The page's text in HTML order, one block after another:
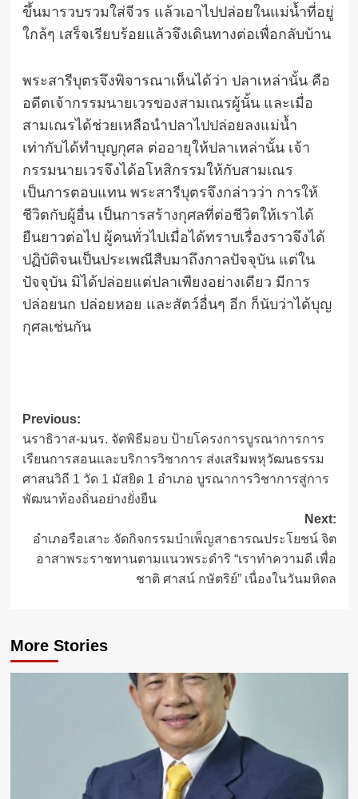
ขึ้นมารวบรวมใส่จีวร แล้วเอาไปปล่อยในแม่น้ำที่อยู่
ใกล้ๆ เสร็จเรียบร้อยแล้วจึงเดินทางต่อเพื่อกลับบ้าน
พระสารีบุตรจึงพิจารณาเห็นได้ว่า ปลาเหล่านั้น คือ
อดีตเจ้ากรรมนายเวรของสามเณรผู้นั้น และเมื่อ
สามเณรได้ช่วยเหลือนำปลาไปปล่อยลงแม่น้ำ
เท่ากับได้ทำบุญกุศล ต่ออายุให้ปลาเหล่านั้น เจ้า
กรรมนายเวรจึงได้อโหสิกรรมให้กับสามเณร
เป็นการตอบแทน พระสารีบุตรจึงกล่าวว่า การให้
ชีวิตกับผู้อื่น เป็นการสร้างกุศลที่ต่อชีวิตให้เราได้
ยืนยาวต่อไป ผู้คนทั่วไปเมื่อได้ทราบเรื่องราวจึงได้
ปฏิบัติจนเป็นประเพณีสืบมาถึงกาลปัจจุบัน แต่ใน
ปัจจุบัน มิได้ปล่อยแต่ปลาเพียงอย่างเดียว มีการ
ปล่อยนก ปล่อยหอย และสัตว์อื่นๆ อีก ก็นับว่าได้บุญ
กุศลเช่นกัน
Post
navigation
Previous:
นราธิวาส-มนร. จัดพิธีมอบ ป้ายโครงการบูรณาการการ
เรียนการสอนและบริการวิชาการ ส่งเสริมพหุวัฒนธรรม
ศาสนวิถี 1 วัด 1 มัสยิด 1 อำเภอ บูรณาการวิชาการสู่การ
พัฒนาท้องถิ่นอย่างยั่งยืน
Next:
อำเภอรือเสาะ จัดกิจกรรมบำเพ็ญสาธารณประโยชน์ จิต
อาสาพระราชทานตามแนวพระดำริ “เราทำความดี เพื่อ
ชาติ ศาสน์ กษัตริย์” เนื่องในวันมหิดล
More Stories